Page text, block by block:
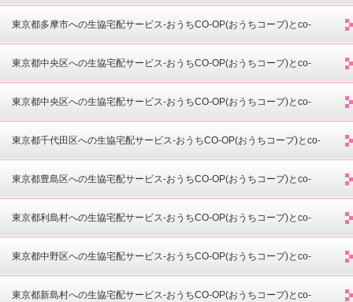
opdeli(コープデリ)-
東京都多摩市への生協宅配サービス-おうちCO-OP(おうちコープ)とco-
opdeli(コープデリ)-
東京都中央区への生協宅配サービス-おうちCO-OP(おうちコープ)とco-
opdeli(コープデリ)-
東京都中央区への生協宅配サービス-おうちCO-OP(おうちコープ)とco-
opdeli(コープデリ)-
東京都千代田区への生協宅配サービス-おうちCO-OP(おうちコープ)とco-
opdeli(コープデリ)-
東京都豊島区への生協宅配サービス-おうちCO-OP(おうちコープ)とco-
opdeli(コープデリ)-
東京都利島村への生協宅配サービス-おうちCO-OP(おうちコープ)とco-
opdeli(コープデリ)-
東京都中野区への生協宅配サービス-おうちCO-OP(おうちコープ)とco-
opdeli(コープデリ)-
東京都新島村への生協宅配サービス-おうちCO-OP(おうちコープ)とco-